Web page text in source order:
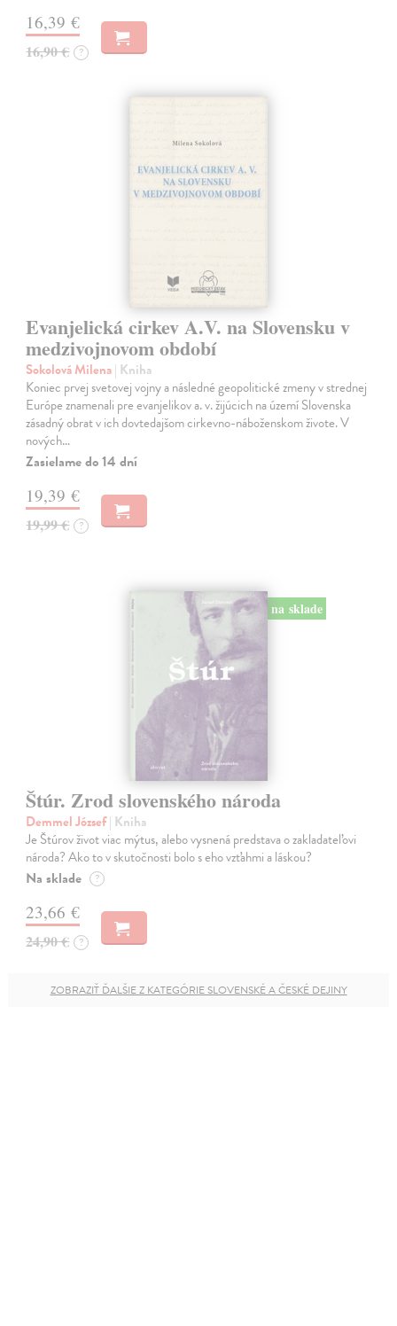
16,39 €
16,90 € ?
Evanjelická cirkev A.V. na Slovensku v
medzivojnovom období
Sokolová Milena| Kniha
Koniec prvej svetovej vojny a následné geopolitické zmeny v strednej
Európe znamenali pre evanjelikov a. v. žijúcich na území Slovenska
zásadný obrat v ich dovtedajšom cirkevno-náboženskom živote. V
nových…
Zasielame do 14 dní
19,39 €
19,99 € ?
na sklade
Štúr. Zrod slovenského národa
Demmel József| Kniha
Je Štúrov život viac mýtus, alebo vysnená predstava o zakladateľovi
národa? Ako to v skutočnosti bolo s eho vzťahmi a láskou?
Na sklade ?
23,66 €
24,90 € ?
ZOBRAZIŤ ĎALŠIE Z KATEGÓRIE SLOVENSKÉ A ČESKÉ DEJINY